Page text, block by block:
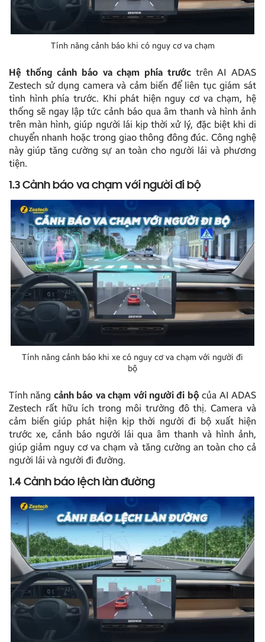
Tính năng cảnh báo khi có nguy cơ va chạm
Hệ thống cảnh báo va chạm phía trướctrên AI ADAS
Zestech sử dụng camera và cảm biến để liên tục giám sát
tình hình phía trước. Khi phát hiện nguy cơ va chạm, hệ
thống sẽ ngay lập tức cảnh báo qua âm thanh và hình ảnh
trên màn hình, giúp người lái kịp thời xử lý, đặc biệt khi di
chuyển nhanh hoặc trong giao thông đông đúc. Công nghệ
này giúp tăng cường sự an toàn cho người lái và phương
tiện.
1.3 Cảnh báo va chạm với người đi bộ
Tính năng cảnh báo khi xe có nguy cơ va chạm với người đi
bộ
Tính năng cảnh báo va chạm với người đi bộ của AI ADAS
Zestech rất hữu ích trong môi trường đô thị. Camera và
cảm biến giúp phát hiện kịp thời người đi bộ xuất hiện
trước xe, cảnh báo người lái qua âm thanh và hình ảnh,
giúp giảm nguy cơ va chạm và tăng cường an toàn cho cả
người lái và người đi đường.
1.4 Cảnh báo lệch làn đường